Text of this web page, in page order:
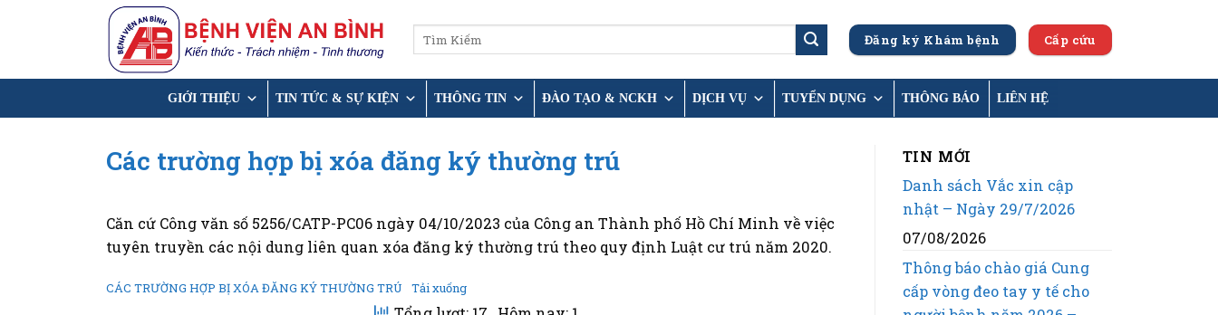
dung
Đăng ký Khám bệnh Cấp cứu
GIỚI THIỆU TIN TỨC & SỰ KIỆN THÔNG TIN ĐÀO TẠO & NCKH DỊCH VỤ TUYỂN DỤNG THÔNG BÁO LIÊN HỆ
Các trường hợp bị xóa đăng ký thường trú
Căn cứ Công văn số 5256/CATP-PC06 ngày 04/10/2023 của Công an Thành phố Hồ Chí Minh về việc
tuyên truyền các nội dung liên quan xóa đăng ký thường trú theo quy định Luật cư trú năm 2020.
CÁC TRƯỜNG HỢP BỊ XÓA ĐĂNG KÝ THƯỜNG TRÚ Tải xuống
TIN MỚI
Danh sách Vắc xin cập
nhật – Ngày 29/7/2026
07/08/2026
Thông báo chào giá Cung
cấp vòng đeo tay y tế cho